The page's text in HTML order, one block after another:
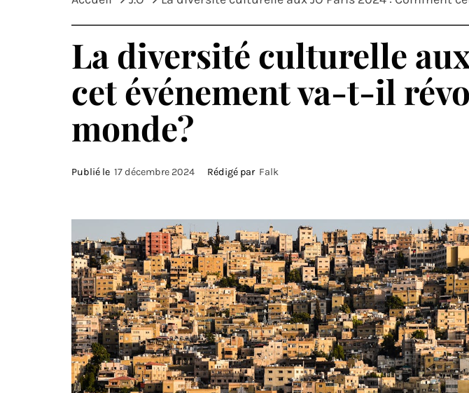
La diversité culturelle
cet événement va-t-il
monde?
Publié le 17 décembre 2024 Rédigé par Falk